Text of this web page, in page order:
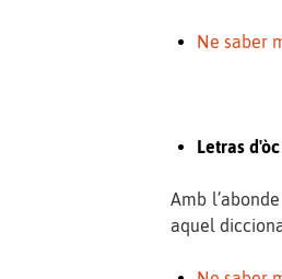
Ne saber
Letras d'òc
Amb
aquel